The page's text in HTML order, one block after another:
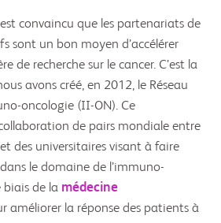
convaincu que les partenariats de
sont un bon moyen d’accélérer
de recherche sur le cancer. C’est la
avons créé, en 2012, le Réseau
oncologie (II-ON). Ce
de pairs mondiale entre
des universitaires visant à faire
le domaine de l’immuno-
biais de la médecine
améliorer la réponse des patients à